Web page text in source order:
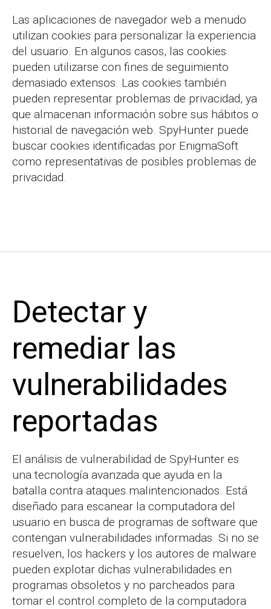
Las aplicaciones de navegador web a menudo
utilizan cookies para personalizar la experiencia
del usuario. En algunos casos, las cookies
pueden utilizarse con fines de seguimiento
demasiado extensos. Las cookies también
pueden representar problemas de privacidad, ya
que almacenan información sobre sus hábitos o
historial de navegación web. SpyHunter puede
buscar cookies identificadas por EnigmaSoft
como representativas de posibles problemas de
privacidad.
Detectar y
remediar las
vulnerabilidades
reportadas
El análisis de vulnerabilidad de SpyHunter es
una tecnología avanzada que ayuda en la
batalla contra ataques malintencionados. Está
diseñado para escanear la computadora del
usuario en busca de programas de software que
contengan vulnerabilidades informadas. Si no se
resuelven, los hackers y los autores de malware
pueden explotar dichas vulnerabilidades en
programas obsoletos y no parcheados para
tomar el control completo de la computadora